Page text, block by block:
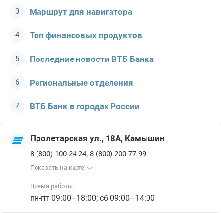
Маршрут для навигатора
Топ финансовых продуктов
Последние новости ВТБ Банкa
Региональные отделения
ВТБ Банк в городах России
Пролетарская ул., 18А, Камышин
8 (800) 100-24-24, 8 (800) 200-77-99
Показать на карте
Время работы:
пн-пт 09:00–18:00; сб 09:00–14:00